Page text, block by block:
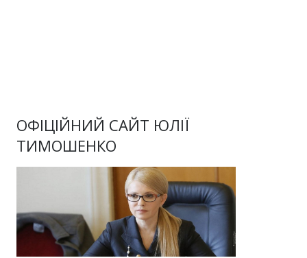
ОФІЦІЙНИЙ САЙТ ЮЛІЇ
ТИМОШЕНКО